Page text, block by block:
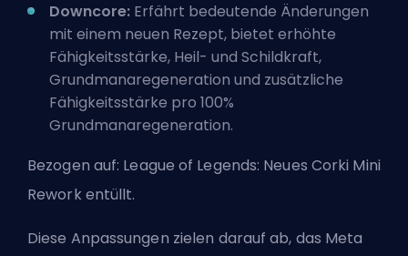
Downcore: Erfährt bedeutende Änderungen
mit einem neuen Rezept, bietet erhöhte
Fähigkeitsstärke, Heil- und Schildkraft,
Grundmanaregeneration und zusätzliche
Fähigkeitsstärke pro 100%
Grundmanaregeneration.
Bezogen auf: League of Legends: Neues Corki Mini
Rework entüllt.
Diese Anpassungen zielen darauf ab, das Meta